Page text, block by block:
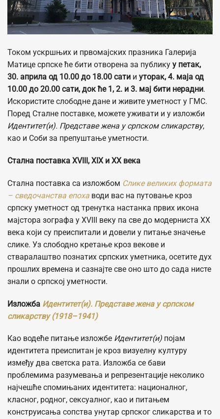
Током ускршњих и првомајских празника Галерија
Матице српске ће бити отворена за публику у петак,
30. априла од 10.00 до 18.00 сати и уторак, 4. маја од
10.00 до 20.00 сати, док ће 1, 2. и 3. мај бити нерадни.
Искористите слободне дане и живите уметност у ГМС.
Поред Сталне поставке, можете уживати и у изложби
Идентитет(и). Представе жена у српском сликарству,
као и Соби за препуштање уметности.
Стална поставка XVIII, XIX и XX века
Стална поставка са изложбом Слике великих формата
– сведочанства епоха води вас на путовање кроз
српску уметност од тренутка настанка првих икона
мајстора зографа у XVIII веку па све до модерниста XX
века који су преиспитали и довели у питање значење
слике. Уз слободно кретање кроз векове и
стваралаштво познатих српских уметника, осетите дух
прошлих времена и сазнајте све оно што до сада нисте
знали о српској уметности.
Изложба Идентитет(и). Представе жена у српском
сликарству (1918–1941)
Као водеће питање изложбе Идентитет(и) појам
идентитета преиспитан је кроз визуелну културу
између два светска рата. Изложба се бави
проблемима разумевања и репрезентације неколико
најчешће спомињаних идентитета: националног,
класног, родног, сексуалног, као и питањем
конструисања сопства унутар српског сликарства и то